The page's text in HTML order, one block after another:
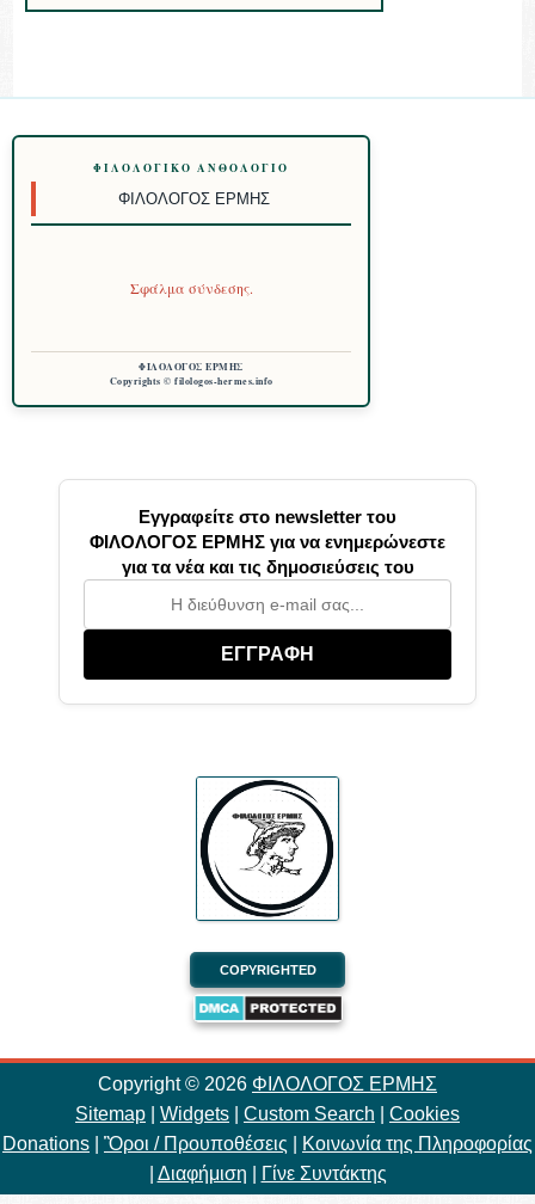
ΦΙΛΟΛΟΓΙΚΌ ΑΝΘΟΛΌΓΙΟ
ΦΙΛΌΛΟΓΟΣ ΕΡΜΉΣ
Σφάλμα σύνδεσης.
ΦΙΛΟΛΟΓΟΣ ΕΡΜΗΣ
Copyrights © filologos-hermes.info
Εγγραφείτε στο newsletter του
ΦΙΛΟΛΟΓΟΣ ΕΡΜΗΣ για να ενημερώνεστε
για τα νέα και τις δημοσιεύσεις του
ΕΓΓΡΑΦΗ
COPYRIGHTED
Copyright © 2026 ΦΙΛΟΛΟΓΟΣ ΕΡΜΗΣ
Sitemap
Widgets Custom Search
Cookies
Donations
Ὃροι / Προυποθέσεις
Κοινωνία της Πληροφορίας
Διαφήμιση Γίνε Συντάκτης